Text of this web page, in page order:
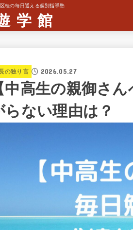
桂の毎日通える個別指導塾
学 館
の独り言 2026.05.27
中高生の親御さ
らない理由は？